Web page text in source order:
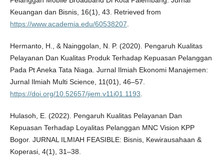
Keuangan dan Bisnis, 16(1), 43. Retrieved from
https://www.academia.edu/60538207.
Hermanto, H., & Nainggolan, N. P. (2020). Pengaruh Kualitas
Pelayanan Dan Kualitas Produk Terhadap Kepuasan Pelanggan
Pada Pt Aneka Tata Niaga. Jurnal Ilmiah Ekonomi Manajemen:
Jurnal Ilmiah Multi Science, 11(01), 46–57.
https://doi.org/10.52657/jiem.v11i01.1193.
Hulasoh, E. (2022). Pengaruh Kualitas Pelayanan Dan
Kepuasan Terhadap Loyalitas Pelanggan MNC Vision KPP
Bogor. JURNAL ILMIAH FEASIBLE: Bisnis, Kewirausahaan &
Koperasi, 4(1), 31–38.